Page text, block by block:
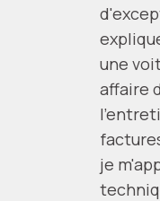
une
affaire
je